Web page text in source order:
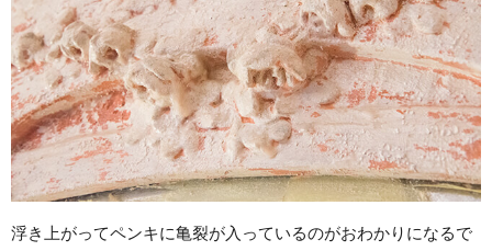
浮き上がってペンキに亀裂が入っているのがおわかりになるで